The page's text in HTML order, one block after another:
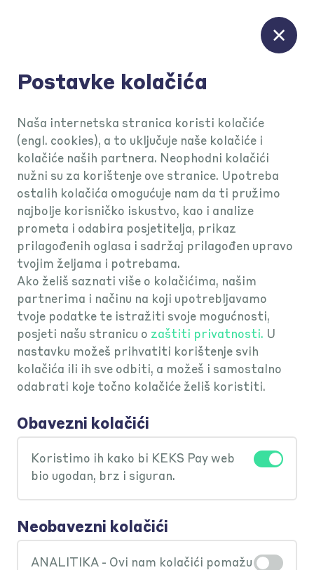
Mogućnosti KEKS Pay za parking
Plati parking u
više od100
gradova. Bez
naknada!
Postavke kolačića
Naša internetska stranica koristi kolačiće
(engl. cookies), a to uključuje naše kolačiće i
kolačiće naših partnera. Neophodni kolačići
nužni su za korištenje ove stranice. Upotreba
ostalih kolačića omogućuje nam da ti pružimo
najbolje korisničko iskustvo, kao i analize
prometa i odabira posjetitelja, prikaz
prilagođenih oglasa i sadržaj prilagođen upravo
tvojim željama i potrebama.
Ako želiš saznati više o kolačićima, našim
partnerima i načinu na koji upotrebljavamo
tvoje podatke te istražiti svoje mogućnosti,
posjeti našu stranicu o zaštiti privatnosti. U
nastavku možeš prihvatiti korištenje svih
kolačića ili ih sve odbiti, a možeš i samostalno
odabrati koje točno kolačiće želiš koristiti.
Obavezni kolačići
Koristimo ih kako bi KEKS Pay web
bio ugodan, brz i siguran.
Neobavezni kolačići
ANALITIKA - Ovi nam kolačići pomažu